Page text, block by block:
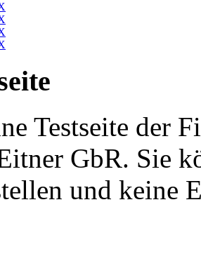
Testseite der
GbR. Sie
und keine